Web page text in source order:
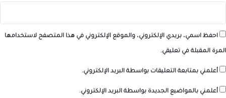
احفظ اسمي، بريدي الإلكتروني، والموقع الإلكتروني في هذا المتصفح لاستخدامها
المرة المقبلة في تعليقي.
أعلمني بمتابعة التعليقات بواسطة البريد الإلكتروني.
أعلمني بالمواضيع الجديدة بواسطة البريد الإلكتروني.